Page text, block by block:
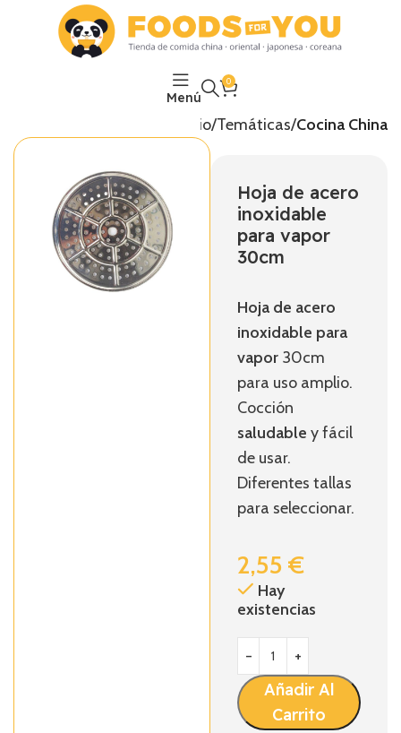
Menú
0
Inicio Temáticas Cocina China
Hoja de acero
inoxidable
para vapor
30cm
Hoja de acero
inoxidable para
vapor 30cm
para uso amplio.
Cocción
saludable y fácil
de usar.
Diferentes tallas
para seleccionar.
2,55€
Hay
existencias
Añadir Al
Carrito